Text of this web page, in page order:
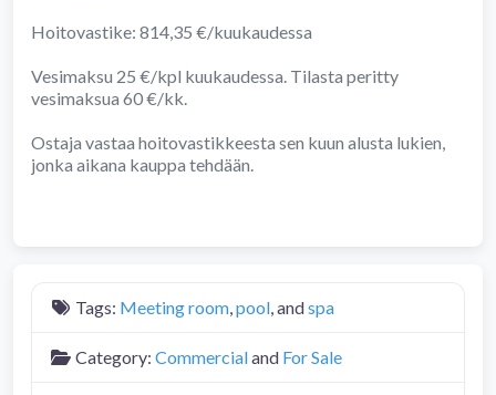
Hoitovastike: 814,35 €/kuukaudessa
Vesimaksu 25 €/kpl kuukaudessa. Tilasta peritty
vesimaksua 60 €/kk.
Ostaja vastaa hoitovastikkeesta sen kuun alusta lukien,
jonka aikana kauppa tehdään.
Tags: Meeting room,pool, andspa
Category: Commercialand For Sale